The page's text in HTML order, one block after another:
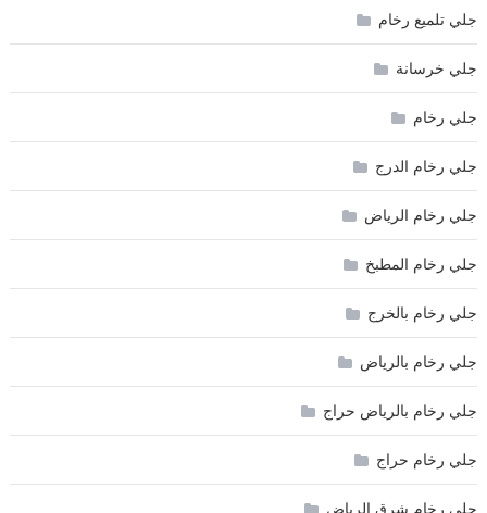
جلي تلميع رخام
جلي خرسانة
جلي رخام
جلي رخام الدرج
جلي رخام الرياض
جلي رخام المطبخ
جلي رخام بالخرج
جلي رخام بالرياض
جلي رخام بالرياض حراج
جلي رخام حراج
جلي رخام شرق الرياض